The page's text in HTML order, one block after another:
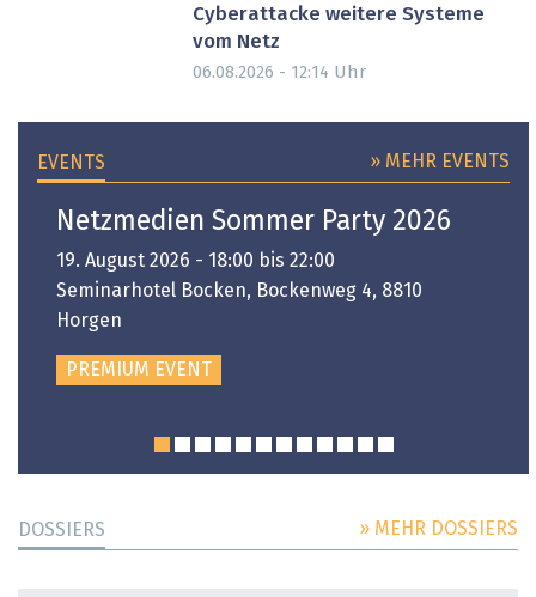
Cyberattacke weitere Systeme
vom Netz
06.08.2026 - 12:14 Uhr
EVENTS » MEHR EVENTS
Netzmedien Sommer Party 2026
19. August 2026 - 18:00 bis 22:00
Seminarhotel Bocken, Bockenweg 4, 8810
Horgen
PREMIUM EVENT
DOSSIERS » MEHR DOSSIERS